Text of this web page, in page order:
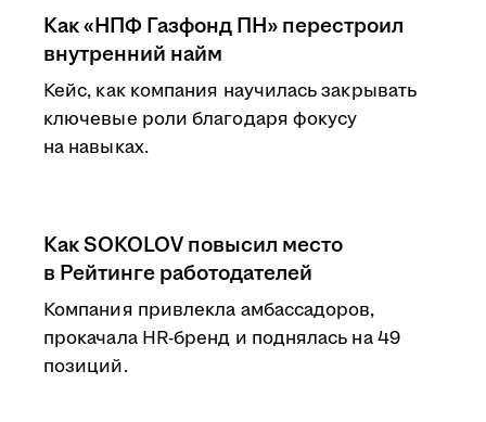
Как «НПФ Газфонд ПН» перестроил
внутренний найм
Кейс, как компания научилась закрывать
ключевые роли благодаря фокусу
на навыках.
Как SOKOLOV повысил место
в Рейтинге работодателей
Компания привлекла амбассадоров,
прокачала HR-бренд и поднялась на 49
позиций.